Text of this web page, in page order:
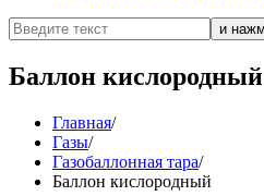
Баллон кислородный
Главная/
Газы/
Газобаллонная тара/
Баллон кислородный